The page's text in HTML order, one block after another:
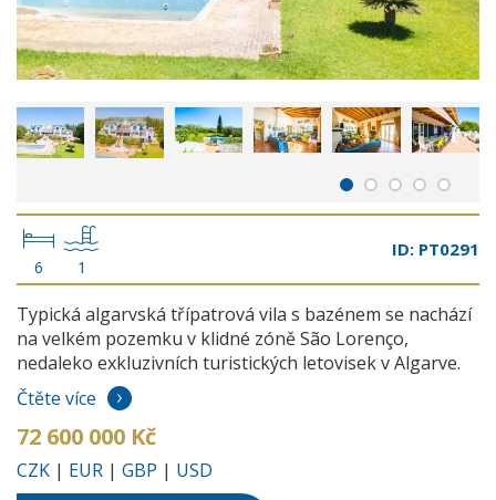
6 1
ID: PT0291
Typická algarvská třípatrová vila s bazénem se nachází
na velkém pozemku v klidné zóně São Lorenço,
nedaleko exkluzivních turistických letovisek v Algarve.
Čtěte více
72 600 000 Kč
CZK | EUR | GBP | USD